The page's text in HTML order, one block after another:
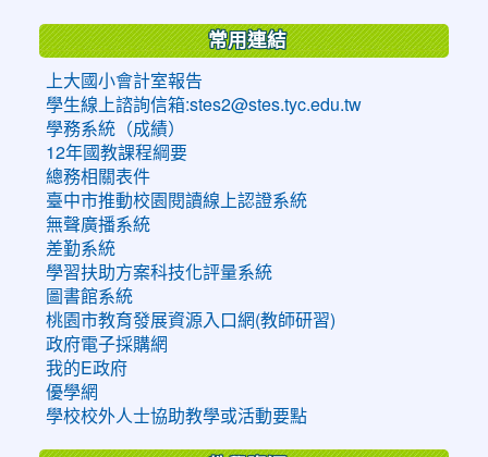
常用連結
上大國小會計室報告
學生線上諮詢信箱:stes2@stes.tyc.edu.tw
學務系統（成績）
12年國教課程綱要
總務相關表件
臺中市推動校園閱讀線上認證系統
無聲廣播系統
差勤系統
學習扶助方案科技化評量系統
圖書館系統
桃園市教育發展資源入口網(教師研習)
政府電子採購網
我的E政府
優學網
學校校外人士協助教學或活動要點